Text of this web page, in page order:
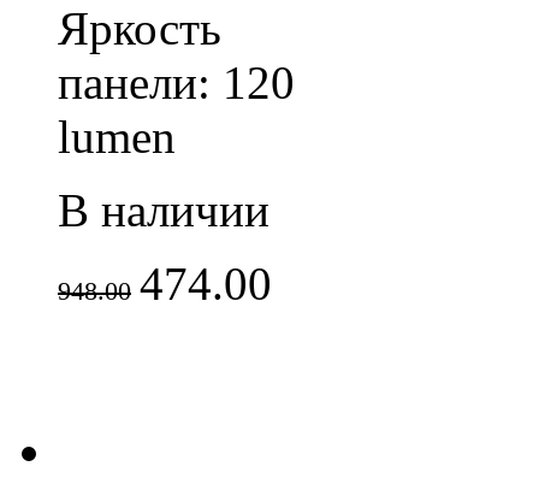
Яркость
панели: 120
lumen
В наличии
948.00 474.00